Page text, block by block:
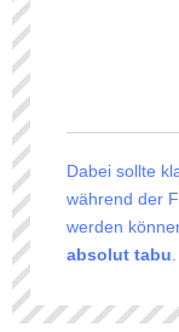
Dabei sollte
während der
werden
absolut tabu